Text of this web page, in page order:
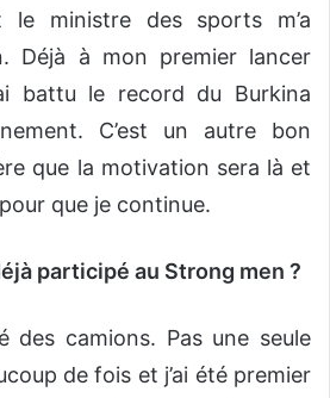
ministre des sports m’a
Déjà à mon premier lancer
battu le record du Burkina
C’est un autre bon
que la motivation sera là et
que je continue.
participé au Strong men ?
des camions. Pas une seule
de fois et j’ai été premier